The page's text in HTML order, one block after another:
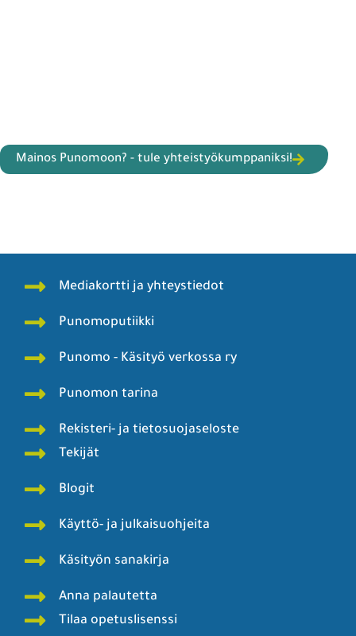
Mainos Punomoon? - tule yhteistyökumppaniksi!
Mediakortti ja yhteystiedot
Punomoputiikki
Punomo - Käsityö verkossa ry
Punomon tarina
Rekisteri- ja tietosuojaseloste
Tekijät
Blogit
Käyttö- ja julkaisuohjeita
Käsityön sanakirja
Anna palautetta
Tilaa opetuslisenssi